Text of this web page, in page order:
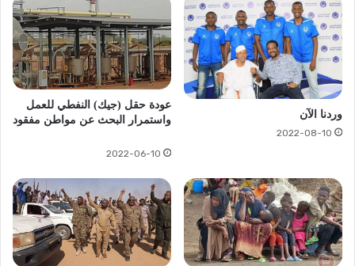
وردنا الآن
2022-08-10
عودة حقل (جيك) النفطي للعمل
واستمرار البحث عن مواطن مفقود
2022-06-10